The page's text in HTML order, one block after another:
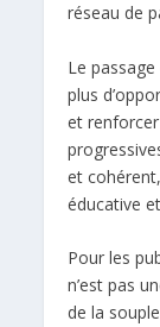
réseau de
Le passage
plus
et
et
éducative
Pour les
n’est pas
de la